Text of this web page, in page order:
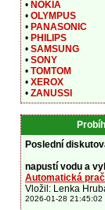
• NOKIA
• OLYMPUS
• PANASONIC
• PHILIPS
• SAMSUNG
• SONY
• TOMTOM
• XEROX
• ZANUSSI
Poslední
napustí vodu a
Automatická
Vložil: Lenka
2026-01-28 21:45:02